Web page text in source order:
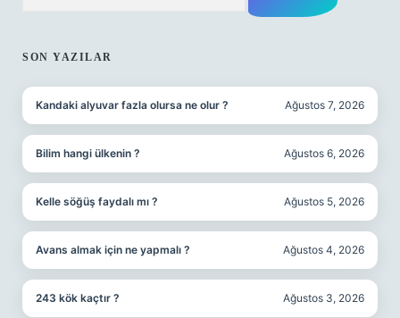
SON YAZILAR
Kandaki alyuvar fazla olursa ne olur ? Ağustos 7, 2026
Bilim hangi ülkenin ? Ağustos 6, 2026
Kelle söğüş faydalı mı ? Ağustos 5, 2026
Avans almak için ne yapmalı ? Ağustos 4, 2026
243 kök kaçtır ? Ağustos 3, 2026